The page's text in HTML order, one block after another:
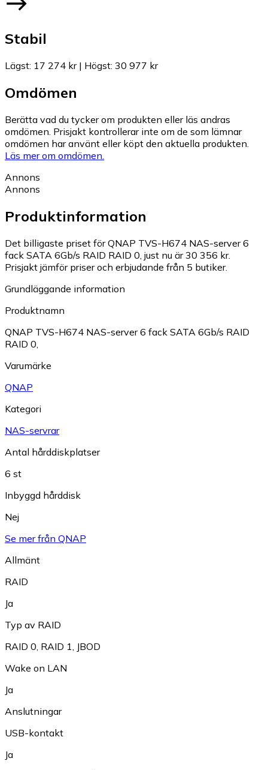
Stabil
Lägst: 17 274 kr| Högst: 30 977 kr
Omdömen
Berätta vad du tycker om produkten eller läs andras
omdömen. Prisjakt kontrollerar inte om de som lämnar
omdömen har använt eller köpt den aktuella produkten.
Läs mer om omdömen.
Annons
Annons
Produktinformation
Det billigaste priset för QNAP TVS-H674 NAS-server 6
fack SATA 6Gb/s RAID RAID 0, just nu är 30 356 kr.
Prisjakt jämför priser och erbjudande från 5 butiker.
Grundläggande information
Produktnamn
QNAP TVS-H674 NAS-server 6 fack SATA 6Gb/s RAID
RAID 0,
Varumärke
QNAP
Kategori
NAS-servrar
Antal hårddiskplatser
6 st
Inbyggd hårddisk
Nej
Se mer från QNAP
Allmänt
RAID
Ja
Typ av RAID
RAID 0, RAID 1, JBOD
Wake on LAN
Ja
Anslutningar
USB-kontakt
Ja